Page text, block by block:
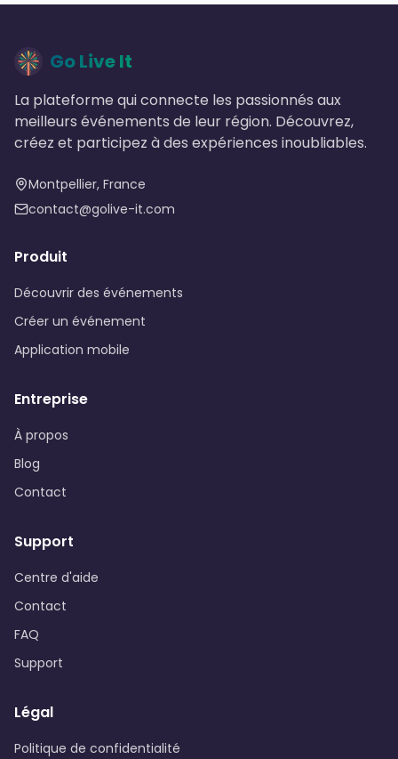
Go Live It
La plateforme qui connecte les passionnés aux
meilleurs événements de leur région. Découvrez,
créez et participez à des expériences inoubliables.
Montpellier, France
contact@golive-it.com
Produit
Découvrir des événements
Créer un événement
Application mobile
Entreprise
À propos
Blog
Contact
Support
Centre d'aide
Contact
FAQ
Support
Légal
Politique de confidentialité